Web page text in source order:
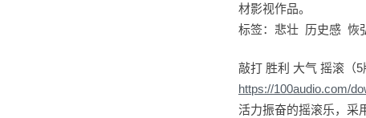
材影视作品。
标签：悲壮 历史感 恢
敲打 胜利 大气 摇滚（5
https://100audio.com/
活力振奋的摇滚乐，采